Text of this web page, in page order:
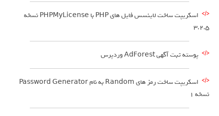
اسکریپت ساخت لاینسس فایل های PHP با PHPMyLicense نسخه
3.2.5
پوسته ثبت آگهی AdForest وردپرس
اسکریپت ساخت رمز های Random به نام Password Generator
نسخه ۱